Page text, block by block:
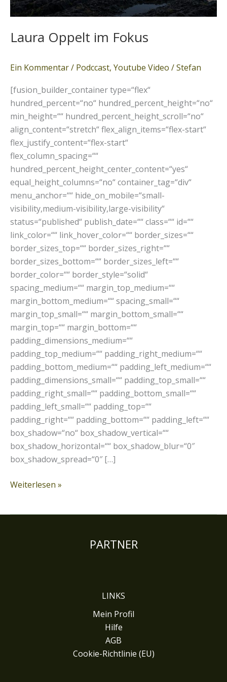
Laura Oppelt im Fokus
Ein Kommentar/ Podccast, Youtube Video /Stefan
[fusion_builder_container type=“flex“
hundred_percent=“no“ hundred_percent_height=“no“
min_height=““ hundred_percent_height_scroll=“no“
align_content=“stretch“ flex_align_items=“flex-start“
flex_justify_content=“flex-start“
flex_column_spacing=““
hundred_percent_height_center_content=“yes“
equal_height_columns=“no“ container_tag=“div“
menu_anchor=““ hide_on_mobile=“small-
visibility,medium-visibility,large-visibility“
status=“published“ publish_date=““ class=““ id=““
link_color=““ link_hover_color=““ border_sizes=““
border_sizes_top=““ border_sizes_right=““
border_sizes_bottom=““ border_sizes_left=““
border_color=““ border_style=“solid“
spacing_medium=““ margin_top_medium=““
margin_bottom_medium=““ spacing_small=““
margin_top_small=““ margin_bottom_small=““
margin_top=““ margin_bottom=““
padding_dimensions_medium=““
padding_top_medium=““ padding_right_medium=““
padding_bottom_medium=““ padding_left_medium=““
padding_dimensions_small=““ padding_top_small=““
padding_right_small=““ padding_bottom_small=““
padding_left_small=““ padding_top=““
padding_right=““ padding_bottom=““ padding_left=““
box_shadow=“no“ box_shadow_vertical=““
box_shadow_horizontal=““ box_shadow_blur=“0″
box_shadow_spread=“0″ […]
Weiterlesen »
PARTNER
LINKS
Mein Profil
Hilfe
AGB
Cookie-Richtlinie (EU)